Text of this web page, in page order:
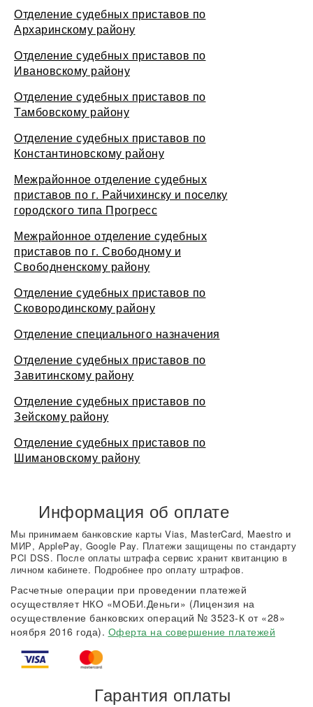
Отделение судебных приставов по
Архаринскому району
Отделение судебных приставов по
Ивановскому району
Отделение судебных приставов по
Тамбовскому району
Отделение судебных приставов по
Константиновскому району
Межрайонное отделение судебных
приставов по г. Райчихинску и поселку
городского типа Прогресс
Межрайонное отделение судебных
приставов по г. Свободному и
Свободненскому району
Отделение судебных приставов по
Сковородинскому району
Отделение специального назначения
Отделение судебных приставов по
Завитинскому району
Отделение судебных приставов по
Зейскому району
Отделение судебных приставов по
Шимановскому району
Информация об оплате
Мы принимаем банковские карты Vias, MasterCard, Maestro и
МИР, ApplePay, Google Pay. Платежи защищены по стандарту
PCI DSS. После оплаты штрафа сервис хранит квитанцию в
личном кабинете. Подробнее про оплату штрафов.
Расчетные операции при проведении платежей
осуществляет НКО «МОБИ.Деньги» (Лицензия на
осуществление банковских операций № 3523-К от «28»
ноября 2016 года). Оферта на совершение платежей
Гарантия оплаты